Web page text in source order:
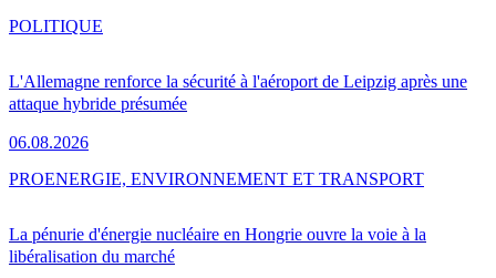
L'Allemagne renforce la sécurité à l'aéroport de Leipzig après une
attaque hybride présumée
06.08.2026
POLITIQUE
La pénurie d'énergie nucléaire en Hongrie ouvre la voie à la
libéralisation du marché
PROENERGIE, ENVIRONNEMENT ET TRANSPORT